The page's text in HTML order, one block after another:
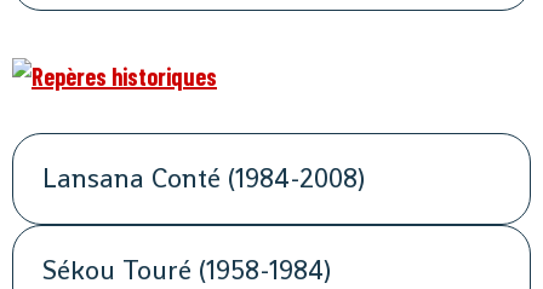
Lansana Conté (1984-2008)
Sékou Touré (1958-1984)